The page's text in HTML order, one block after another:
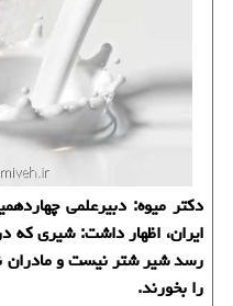
دكتر میوه: دبیرعلمی
ایران، اظهار داشت: شیری
رسد شیر شتر نیست و مادران
را بخورند.